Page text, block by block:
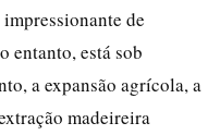
de
entanto, está sob
a expansão agrícola, a
madeireira